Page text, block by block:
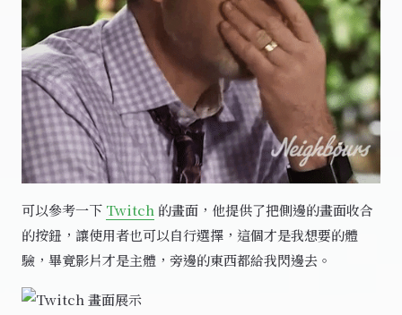
可以參考一下 Twitch 的畫面，他提供了把側邊的畫面收合
的按鈕，讓使用者也可以自行選擇，這個才是我想要的體
驗，畢竟影片才是主體，旁邊的東西都給我閃邊去。